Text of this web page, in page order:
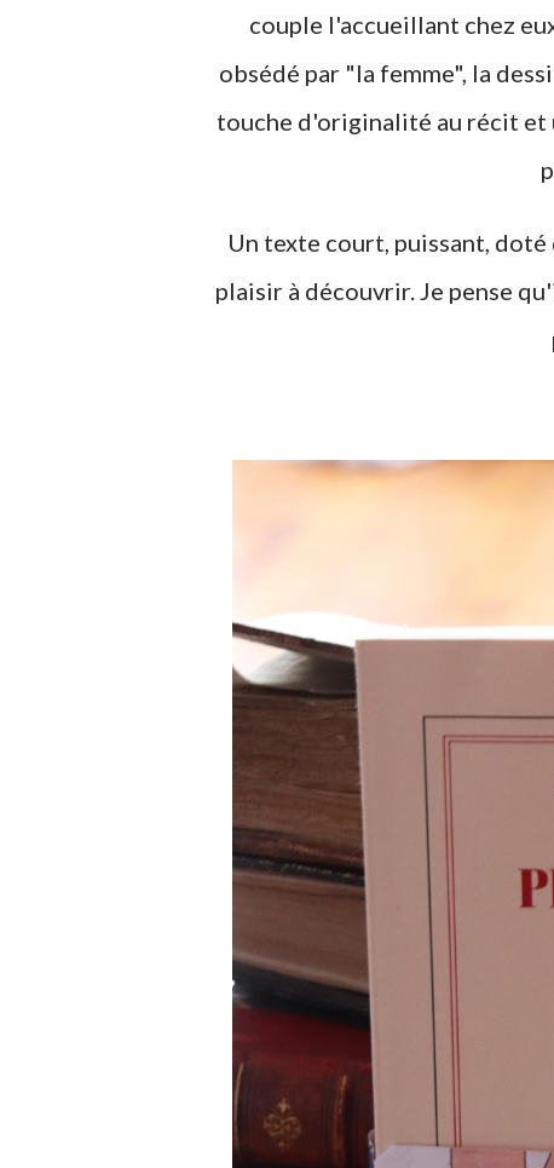
couple l'accueillant chez
obsédé par "la femme", la
touche d'originalité au récit et
Un texte court, puissant,
plaisir à découvrir. Je pense